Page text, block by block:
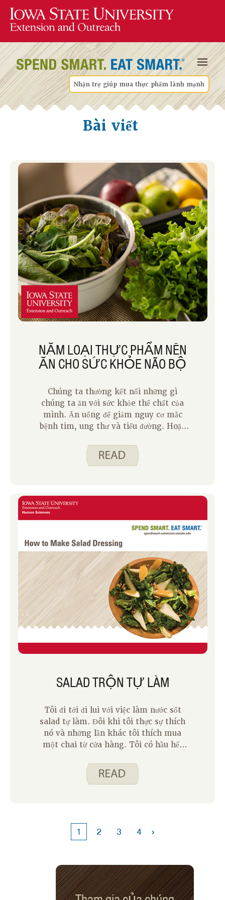
Nhận trợ giúp mua thực phẩm lành mạnh
Bài viết
NĂM LOẠI THỰC PHẨM NÊN
ĂN CHO SỨC KHỎE NÃO BỘ
Chúng ta thường kết nối những gì
chúng ta ăn với sức khỏe thể chất của
mình. Ăn uống để giảm nguy cơ mắc
bệnh tim, ung thư và tiểu đường. Hoặc
chúng ta khỏe mạnh khi chúng ta già đi
để chúng ta có thể tiếp tục thực hiện các
hưởng đến sức khỏe não bộ của chúng
ta. Không có loại thực phẩm nào có thể
đảm bảo một tâm trí nhạy bén khi
chúng ta già đi, nhưng tuân theo một
chế độ ăn uống lành mạnh bao gồm
nhiều trái cây, rau, ngũ cốc nguyên hạt,
protein thực vật, cá và chất béo lành
mạnh có thể giúp não của bạn hoạt động
tốt nhất. Tin tốt là thực phẩm tốt nhất
cho não của bạn cũng là những thực
phẩm tốt cho tim và mạch máu của
bạn. Lưu lượng máu tốt rất quan trọng
đối với một bộ não khỏe mạnh.
SALAD TRỘN TỰ LÀM
Tôi đi tới đi lui với việc làm nước sốt
salad tự làm. Đôi khi tôi thực sự thích
nó và những lần khác tôi thích mua
một chai từ cửa hàng. Tôi có hầu hết
dầu, giấm hoặc nước ép trái cây, và gia
vị. Điều này giúp bạn dễ dàng trộn với
1 2 3 4 ›